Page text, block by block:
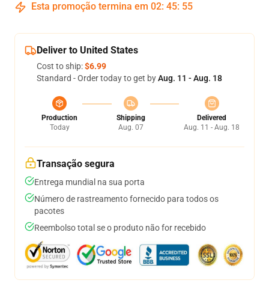
Esta promoção termina em 02: 45: 54
Deliver to United States
Cost to ship:$6.99
Standard - Order today to get byAug. 11 - Aug. 18
Production
Today
Shipping
Aug. 07
Delivered
Aug. 11 - Aug. 18
Transação segura
Entrega mundial na sua porta
Número de rastreamento fornecido para todos os
pacotes
Reembolso total se o produto não for recebido